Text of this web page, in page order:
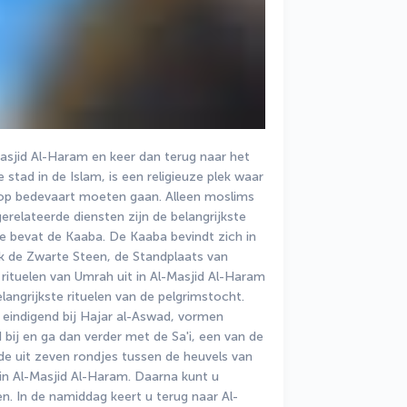
Al-Haram en keer dan terug naar het
in de Islam, is een religieuze plek waar
bedevaart moeten gaan. Alleen moslims
diensten zijn de belangrijkste
de Kaaba. De Kaaba bevindt zich in
Zwarte Steen, de Standplaats van
van Umrah uit in Al-Masjid Al-Haram
rituelen van de pelgrimstocht.
bij Hajar al-Aswad, vormen
en ga dan verder met de Sa'i, een van de
uit zeven rondjes tussen de heuvels van
Al-Masjid Al-Haram. Daarna kunt u
In de namiddag keert u terug naar Al-